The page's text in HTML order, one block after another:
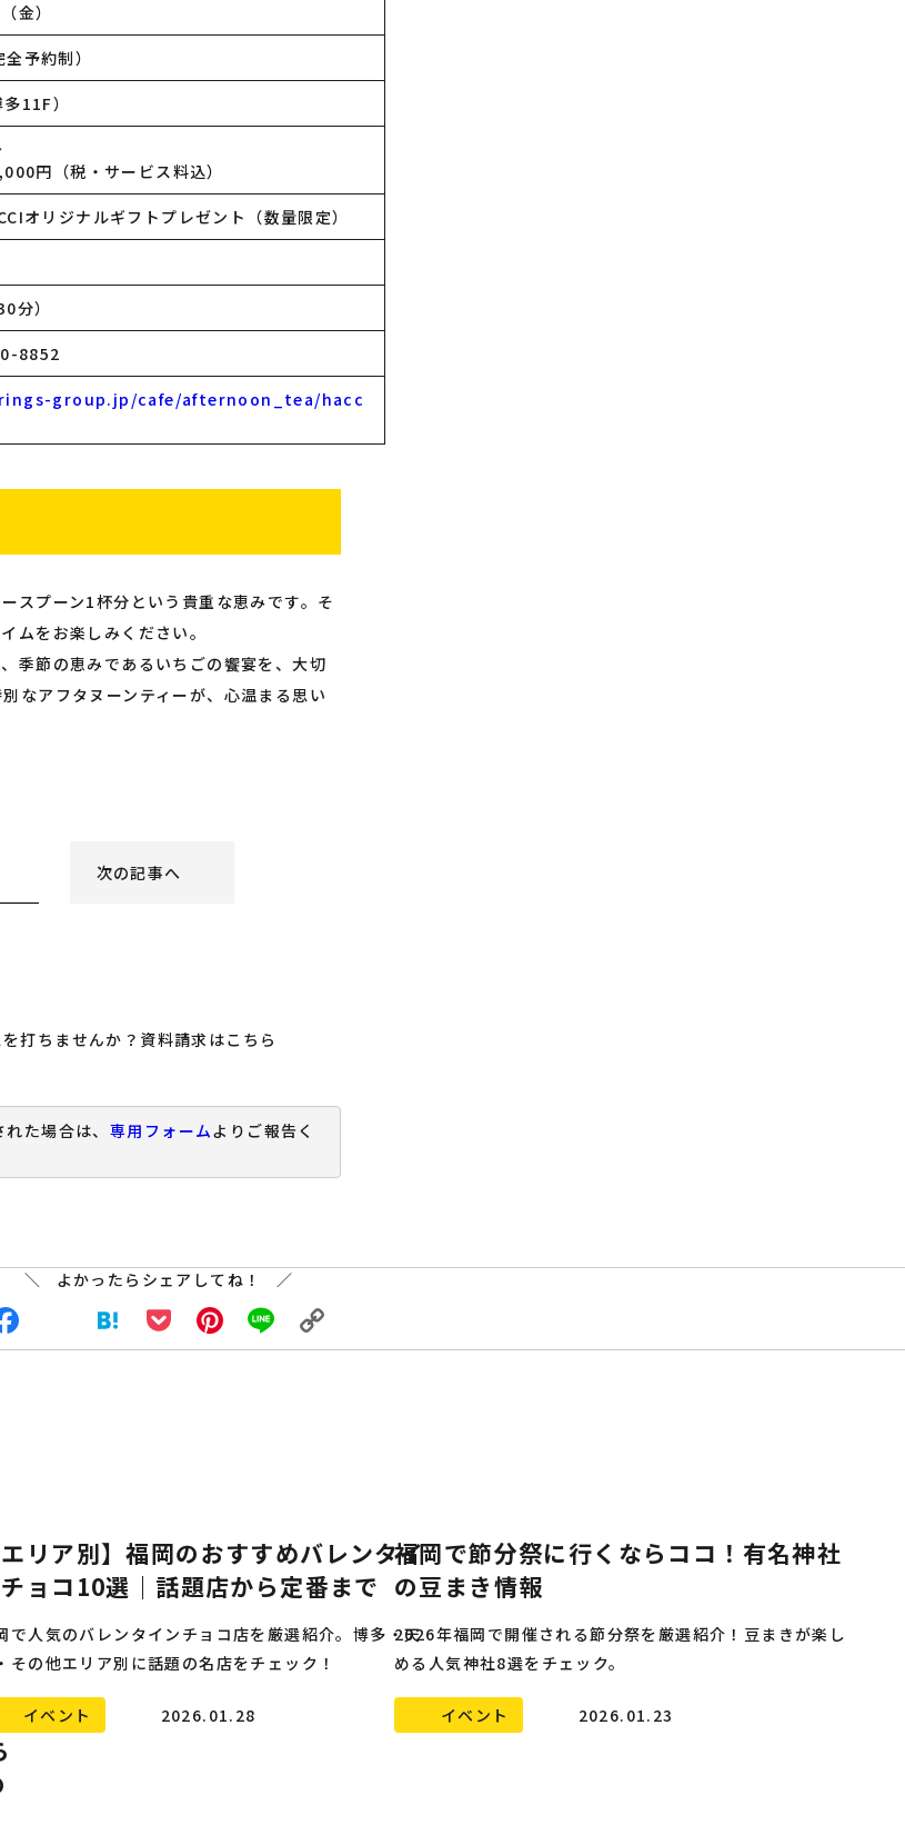
金）
予約制）
11F）
円（税・サービス料込）
オリジナルギフトプレゼント（数量限定）
分）
8852
group.jp/cafe/afternoon_tea/hacc
スプーン1杯分という貴重な恵みです。そ
ムをお楽しみください。
季節の恵みであるいちごの饗宴を、大切
なアフタヌーンティーが、心温まる思い
次の記事へ
た場合は、 専用フォームよりご報告く
よかったらシェアしてね！
Facebook
X HatenaPocketPinterest
Line
Copy
エリア別】福岡のおすすめバレンタイ
ョコ10選｜話題店から定番まで
で人気のバレンタインチョコ店を厳選紹介。博多・天
その他エリア別に話題の名店をチェック！
イベント 2026.01.28
福岡で節分祭に行くならココ！有名神社
の豆まき情報
2026年福岡で開催される節分祭を厳選紹介！豆まきが楽し
める人気神社8選をチェック。
イベント 2026.01.23